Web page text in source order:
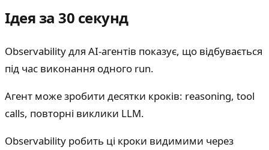
Ідея за 30 секунд
Observability для AI-агентів показує, що відбувається
під час виконання одного run.
Агент може зробити десятки кроків: reasoning, tool
calls, повторні виклики LLM.
Observability робить ці кроки видимими через